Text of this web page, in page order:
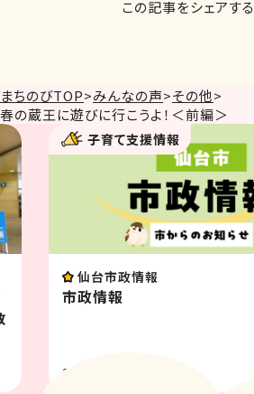
この記事をシェアする
まちのびTOP>みんなの声>その他>
春の蔵王に遊びに行こうよ！＜前編＞
子育て支援情報
仙台市政情報
市政情報
2026.07.31